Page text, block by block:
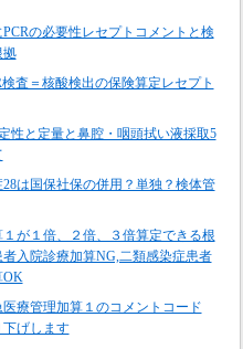
の必要性レセプトコメントと検
拠
査＝核酸検出の保険算定レセプト
性と定量と鼻腔・咽頭拭い液採取5
は国保社保の併用？単独？検体管
が１倍、２倍、３倍算定できる根
入院診療加算NG,二類感染症患者
OK
療管理加算１のコメントコード
げします